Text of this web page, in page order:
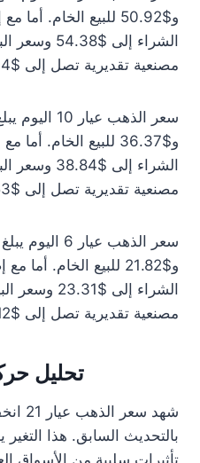
و$50.92 للبيع الخام.
مصنعية تقديرية تصل إلى $4.94.
و$36.37 للبيع الخام.
مصنعية تقديرية تصل إلى $3.53.
و$21.82 للبيع الخام.
مصنعية تقديرية تصل إلى $2.12.
تحليل
بالتحديث السابق. هذا